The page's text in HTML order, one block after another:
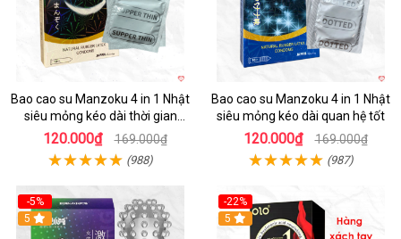
Bao cao su Manzoku 4 in 1 Nhật
siêu mỏng kéo dài thời gian
chính hãng
120.000₫ 169.000₫
(988)
Bao cao su Manzoku 4 in 1 Nhật
siêu mỏng kéo dài quan hệ tốt
120.000₫ 169.000₫
(987)
-5%
5
-22%
5